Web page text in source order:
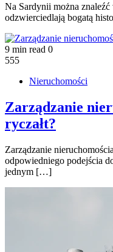
Na Sardynii można
odzwierciedlają bogatą
9 min read 0
555
Nieruchomości
Zarządzanie
ryczałt?
Zarządzanie
odpowiedniego podejścia
jednym […]